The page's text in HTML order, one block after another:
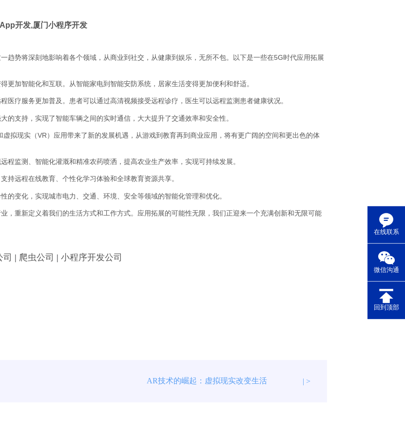
在线联系
微信沟通
回到顶部
App开发,厦门小程序开发
趋势将深刻地影响着各个领域，从商业到社交，从健康到娱乐，无所不包。以下是一些在5G时代应用拓展
更加智能化和互联。从智能家电到智能安防系统，居家生活变得更加便利和舒适。
医疗服务更加普及。患者可以通过高清视频接受远程诊疗，医生可以远程监测患者健康状况。
的支持，实现了智能车辆之间的实时通信，大大提升了交通效率和安全性。
虚拟现实（VR）应用带来了新的发展机遇，从游戏到教育再到商业应用，将有更广阔的空间和更出色的体
程监测、智能化灌溉和精准农药喷洒，提高农业生产效率，实现可持续发展。
持远程在线教育、个性化学习体验和全球教育资源共享。
的变化，实现城市电力、交通、环境、安全等领域的智能化管理和优化。
，重新定义着我们的生活方式和工作方式。应用拓展的可能性无限，我们正迎来一个充满创新和无限可能
| 爬虫公司 | 小程序开发公司
AR技术的崛起：虚拟现实改变生活 | >